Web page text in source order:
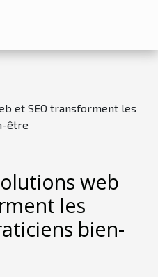
et SEO transforment les
être
web
les
bien-